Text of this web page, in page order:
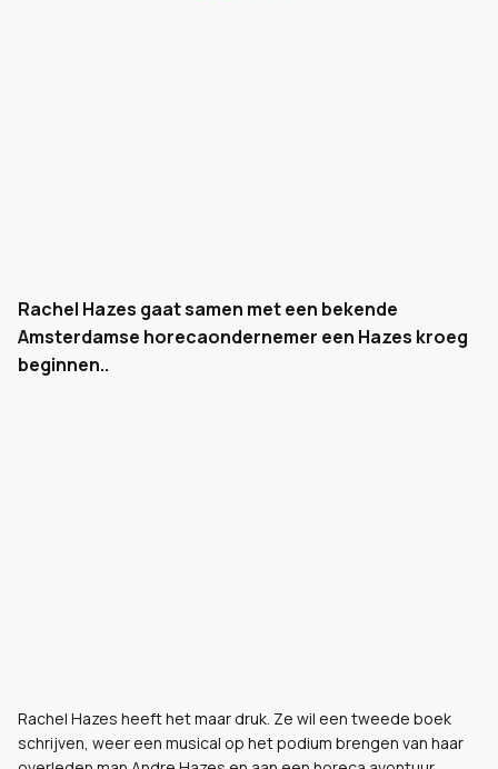
Rachel Hazes gaat samen met een bekende
Amsterdamse horecaondernemer een Hazes kroeg
beginnen..
Rachel Hazes heeft het maar druk. Ze wil een tweede boek
schrijven, weer een musical op het podium brengen van haar